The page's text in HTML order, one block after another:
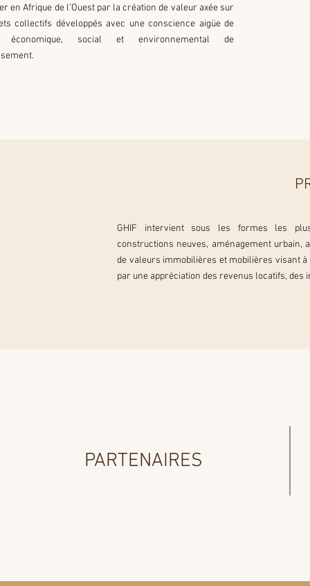
en Afrique de l’Ouest par la création de valeur axée sur
collectifs développés avec une conscience aigüe de
économique, social et environnemental de
GHIF intervient sous les formes les
constructions neuves, aménagement urbain,
de valeurs immobilières et mobilières visant
par une appréciation des revenus locatifs,
PARTENAIRES